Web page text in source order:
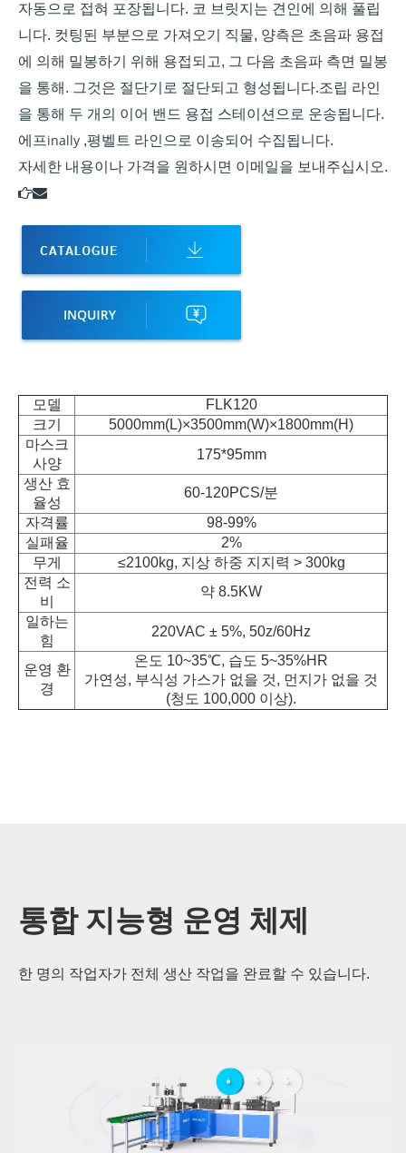
자동으로 접혀 포장됩니다. 코 브릿지는 견인에 의해 풀립
니다. 컷팅된 부분으로 가져오기 직물, 양측은 초음파 용접
에 의해 밀봉하기 위해 용접되고, 그 다음 초음파 측면 밀봉
을 통해. 그것은 절단기로 절단되고 형성됩니다.조립 라인
을 통해 두 개의 이어 밴드 용접 스테이션으로 운송됩니다.
에프inally ,평벨트 라인으로 이송되어 수집됩니다.
자세한 내용이나 가격을 원하시면 이메일을 보내주십시오.

모델
FLK120
크기
5000mm(L)×3500mm(W)×1800mm(H)
마스크
사양
175*95mm
생산 효
율성
60-120PCS/분
자격률
98-99%
실패율
2%
무게
≤2100kg, 지상 하중 지지력 > 300kg
전력 소
비
약 8.5KW
일하는
힘
220VAC ± 5%, 50z/60Hz
운영 환
경
온도 10~35℃, 습도 5~35%HR
가연성, 부식성 가스가 없을 것, 먼지가 없을 것
(청도 100,000 이상).
통합 지능형 ​​운영 체제
한 명의 작업자가 전체 생산 작업을 완료할 수 있습니다.